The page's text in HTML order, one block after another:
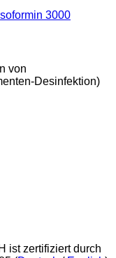
von
Desinfektion)
ist zertifiziert durch